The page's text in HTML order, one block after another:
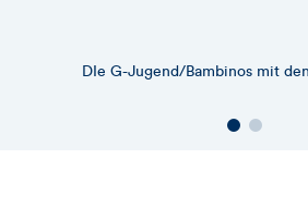
DIe G-Jugend/Bambinos mit